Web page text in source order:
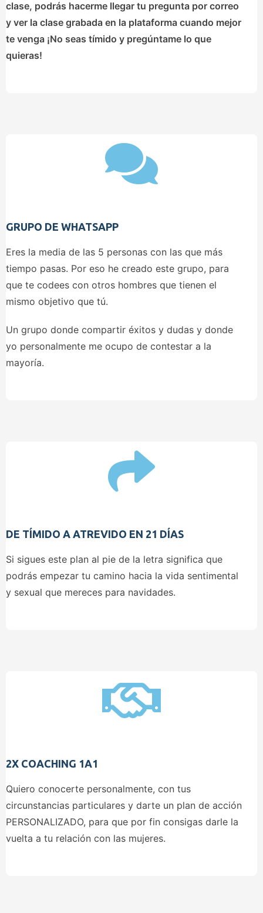
clase, podrás hacerme llegar tu pregunta por correo
y ver la clase grabada en la plataforma cuando mejor
te venga ¡No seas tímido y pregúntame lo que
quieras!
GRUPO DE WHATSAPP
Eres la media de las 5 personas con las que más
tiempo pasas. Por eso he creado este grupo, para
que te codees con otros hombres que tienen el
mismo objetivo que tú.
Un grupo donde compartir éxitos y dudas y donde
yo personalmente me ocupo de contestar a la
mayoría.
DE TÍMIDO A ATREVIDO EN 21 DÍAS
Si sigues este plan al pie de la letra significa que
podrás empezar tu camino hacia la vida sentimental
y sexual que mereces para navidades.
2X COACHING 1A1
Quiero conocerte personalmente, con tus
circunstancias particulares y darte un plan de acción
PERSONALIZADO, para que por fin consigas darle la
vuelta a tu relación con las mujeres.